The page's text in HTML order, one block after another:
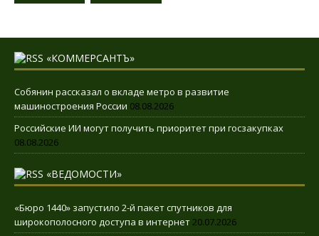
«КОММЕРСАНТЪ»
Собянин рассказал о вкладе метро в развитие
машиностроения России 08.08.2026
Российские ИИ могут получить приоритет при госзакупках
08.08.2026
«ВЕДОМОСТИ»
«Бюро 1440» запустило 2-й пакет спутников для
широкополосного доступа в интернет20.07.2026